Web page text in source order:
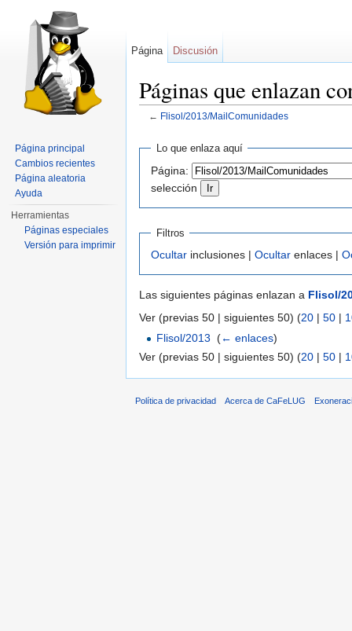
Páginas que enlazan
← Flisol/2013/MailComunidades
Lo que enlaza aquí
Página:
selección
Filtros
Ocultar inclusiones | Ocultar enlaces |
Las siguientes páginas enlazan a Flisol/
Ver (previas 50 | siguientes 50) (20 | 50 |
Flisol/2013
(← enlaces)
Ver (previas 50 | siguientes 50) (20 | 50 |
Página Discusión
Página principal
Cambios recientes
Página aleatoria
Ayuda
Herramientas
Páginas especiales
Versión para imprimir
Política de privacidad Acerca de CaFeLUG